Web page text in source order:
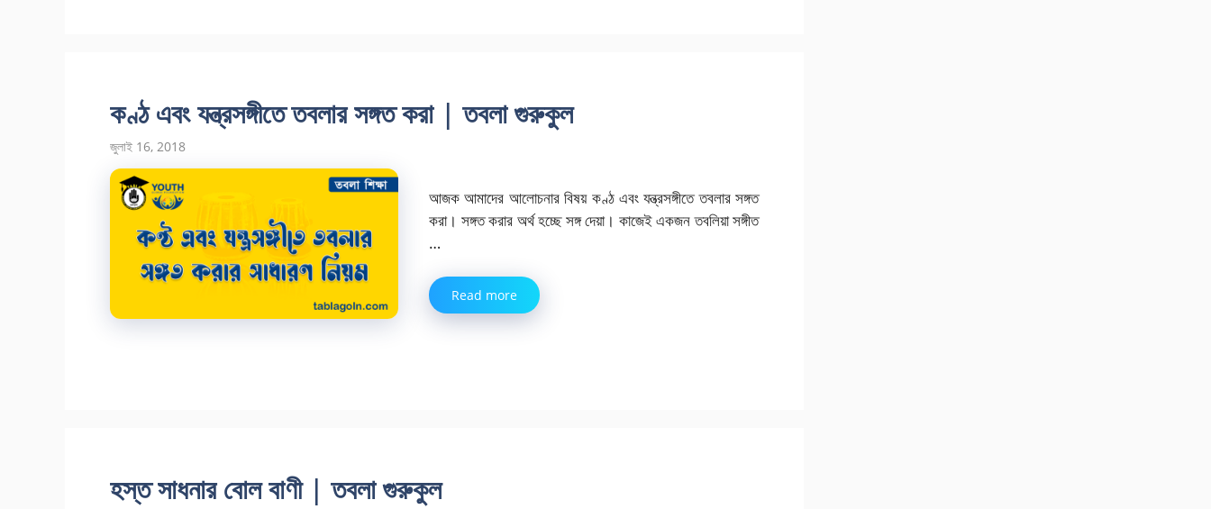
কণ্ঠ এবং যন্ত্রসঙ্গীতে তবলার সঙ্গত করা | তবলা গুরুকুল
জুলাই 16, 2018
আজক আমাদের আলোচনার বিষয় কণ্ঠ এবং যন্ত্রসঙ্গীতে তবলার সঙ্গত
করা। সঙ্গত করার অর্থ হচ্ছে সঙ্গ দেয়া। কাজেই একজন তব‌লিয়া সঙ্গীত
…
Read more
হস্ত সাধনার বোল বাণী | তবলা গুরুকুল